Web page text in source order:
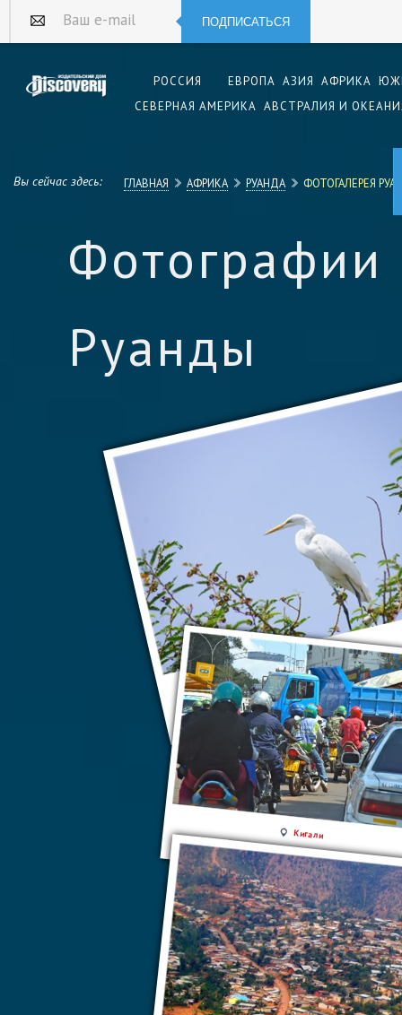
Ваш e-mail ПОДПИСАТЬСЯ
РОССИЯ ЕВРОПА АЗИЯ АФРИКА
СЕВЕРНАЯ АМЕРИКА АВСТРАЛИЯ И
Вы сейчас здесь: ГЛАВНАЯ АФРИКА РУАНДА ФОТОГАЛЕРЕЯ
Фотографии
Руанды
Руанда
Кигали